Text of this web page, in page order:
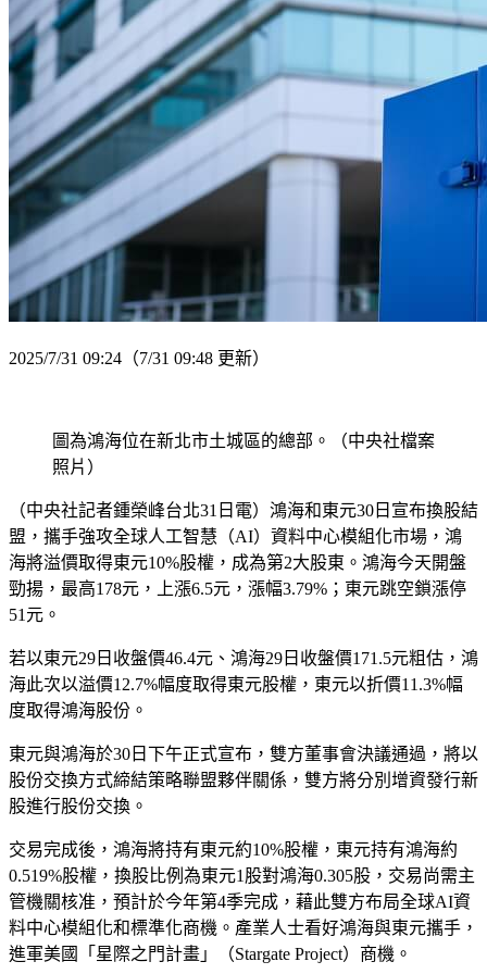
2025/7/31 09:24 （7/31 09:48 更新）
圖為鴻海位在新北市土城區的總部。（中央社檔案
照片）
（中央社記者鍾榮峰台北31日電）鴻海和東元30日宣布換股結
盟，攜手強攻全球人工智慧（AI）資料中心模組化市場，鴻
海將溢價取得東元10%股權，成為第2大股東。鴻海今天開盤
勁揚，最高178元，上漲6.5元，漲幅3.79%；東元跳空鎖漲停
51元。
若以東元29日收盤價46.4元、鴻海29日收盤價171.5元粗估，鴻
海此次以溢價12.7%幅度取得東元股權，東元以折價11.3%幅
度取得鴻海股份。
東元與鴻海於30日下午正式宣布，雙方董事會決議通過，將以
股份交換方式締結策略聯盟夥伴關係，雙方將分別增資發行新
股進行股份交換。
交易完成後，鴻海將持有東元約10%股權，東元持有鴻海約
0.519%股權，換股比例為東元1股對鴻海0.305股，交易尚需主
管機關核准，預計於今年第4季完成，藉此雙方布局全球AI資
料中心模組化和標準化商機。產業人士看好鴻海與東元攜手，
進軍美國「星際之門計畫」（Stargate Project）商機。